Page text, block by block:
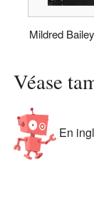
Mildred Bailey
Véase
En